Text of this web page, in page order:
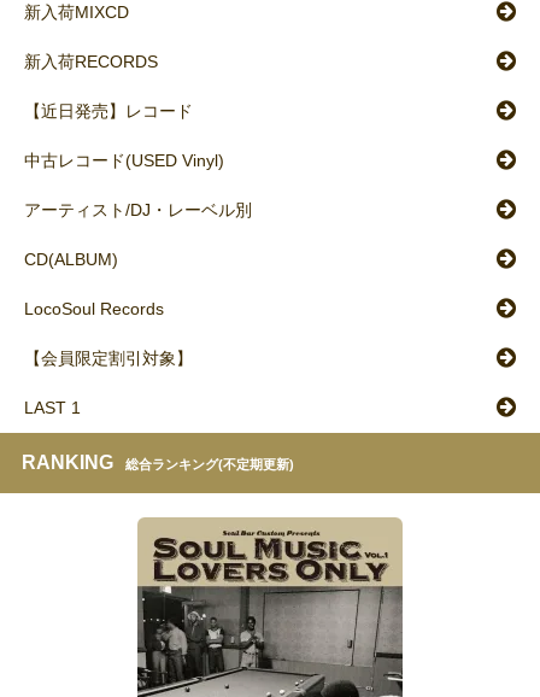
新入荷MIXCD
新入荷RECORDS
【近日発売】レコード
中古レコード(USED Vinyl)
アーティスト/DJ・レーベル別
CD(ALBUM)
LocoSoul Records
【会員限定割引対象】
LAST 1
RANKING 総合ランキング(不定期更新)